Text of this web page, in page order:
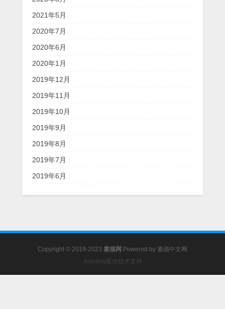
2021年5月
2020年7月
2020年6月
2020年1月
2019年12月
2019年11月
2019年10月
2019年9月
2019年8月
2019年7月
2019年6月
Copyright © 2019-2023 素描网 Powered by 素描中文网
Xiaoboy提供技术支持